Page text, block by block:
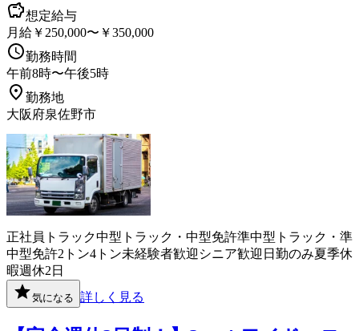
想定給与
月給￥250,000〜￥350,000
勤務時間
午前8時〜午後5時
勤務地
大阪府泉佐野市
正社員 トラック中型トラック・中型免許準中型トラック・準
中型免許2トン4トン未経験者歓迎 シニア歓迎 日勤のみ夏季休
暇週休2日
気になる 詳しく見る